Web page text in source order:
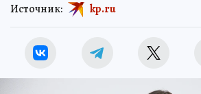
Источник: kp.ru